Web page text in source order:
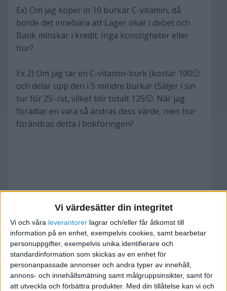
Vi värdesätter din integritet
Vi och våra leverantorer lagrar och/eller får åtkomst till
information på en enhet, exempelvis cookies, samt bearbetar
personuppgifter, exempelvis unika identifierare och
standardinformation som skickas av en enhet för
personanpassade annonser och andra typer av innehåll,
annons- och innehållsmätning samt målgruppsinsikter, samt för
att utveckla och förbättra produkter. Med din tillåtelse kan vi och
Ex) Om jag köper in 10 burkar C-vitamin, då
borde det innebära att Lager ökar i debet och
Bank minskar i kredit. Inga konstigheter eller
hur?
Ex 2) Om jag tar en C-vitamin-burk (kostar 100🙂
och delar upp den i 5 mindre burkar (Säljer i sin
tur för 25:-/st, vilket blir totalt 125🙂. När jag
förädlar en vara så ändras dess värde, men hur
förändras detta i bokföringen?
Jorgen
2011-04-18 11:20
Det där är inte, ur redovisngssynpunkt, en
förädling av varan. Värdet i lagret kan du behålla